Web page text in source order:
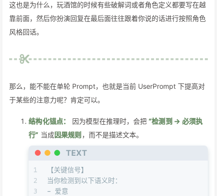
这也是为什么，玩酒馆的时候有些破解词或者角色定义都要写在越
靠前面，然后你扮演回复在最后面往往跟着你说的话进行按照角色
风格回话。
那么，能不能在单轮 Prompt，也就是当前 UserPrompt 下提高对
于某些的注意力呢？肯定可以。
结构化锚点： 因为模型在推理时，会把 “检测到 → 必须执
行” 当成因果规则 ，而不是描述文本。
TEXT
1
2
3
【关键信号】
当你检测到以下语义时：
- 爱意